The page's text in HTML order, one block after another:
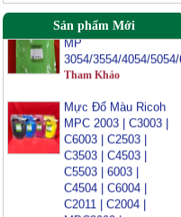
Sản phẩm Mới
MP
3054/3554/4054/5054/
Tham Khảo
Mực Đổ Màu Ricoh
C6003 | C2503 |
C3503 | C4503 |
C5503 | 6003 |
C4504 | C6004 |
C2011 | C2004 |
MPC3002 |
MPC3502 |